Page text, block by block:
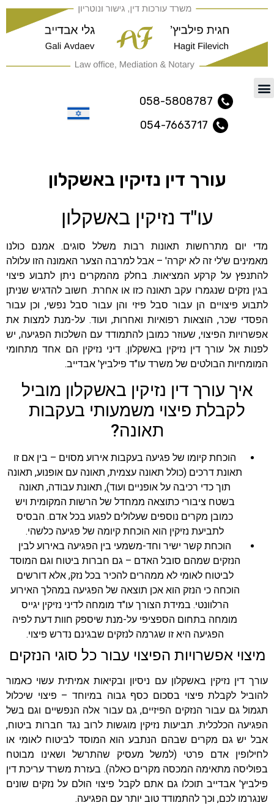
058-5808787
054-7663717
עורך דין נזיקין באשקלון
עו"ד נזיקין באשקלון
מדי יום מתרחשות תאונות רבות משלל סוגים. אמנם כולנו
מאמינים ש'לי זה לא יקרה' – אבל למרבה הצער האמונה הזו עלולה
להתנפץ על קרקע המציאות. בחלק מהמקרים ניתן לתבוע פיצוי
בגין נזקים שנגמרו עקב תאונה כזו או אחרת. חשוב להדגיש שניתן
לתבוע פיצויים הן עבור סבל פיזי והן עבור סבל נפשי, וכן עבור
הפסדי שכר, הוצאות רפואיות ואחרות, ועוד. על-מנת למצות את
אפשרויות הפיצוי, שעוזר כמובן להתמודד עם השלכות הפגיעה, יש
לפנות אל עורך דין נזיקין באשקלון. דיני נזיקין הם אחד מתחומי
המומחיות הבולטים של משרד עו"ד פילביץ' אבדייב.
איך עורך דין נזיקין באשקלון מוביל
לקבלת פיצוי משמעותי בעקבות
תאונה?
הוכחת קיומו של פגיעה בעקבות אירוע מסוים – בין אם זו
תאונת דרכים (כולל תאונה עצמית, תאונה עם אופנוע, תאונה
תוך כדי רכיבה על אופניים ועוד), תאונת עבודה, תאונה
בשטח ציבורי כתוצאה ממחדל של הרשות המקומית ויש
כמובן מקרים נוספים שעלולים לפגוע בכל אדם. הבסיס
לתביעת נזיקין הוא הוכחת קיומה של פגיעה כלשהי.
הוכחת קשר ישיר וחד-משמעי בין הפגיעה באירוע לבין
הנזקים שמהם סובל האדם – גם חברות ביטוח וגם המוסד
לביטוח לאומי לא ממהרים להכיר בכל נזק, אלא דורשים
הוכחה כי הנזק הוא אכן תוצאה של הפגיעה במהלך האירוע
הרלוונטי. במידת הצורך עו"ד מומחה לדיני נזיקין יגייס
מומחה בתחום הספציפי על-מנת שיספק חוות דעת לפיה
הפגיעה היא זו שגרמה לנזקים שבגינם נדרש פיצוי.
מיצוי אפשרויות הפיצוי עבור כל סוגי הנזקים
עורך דין נזיקין באשקלון עם ניסיון ובקיאות אמיתית עשוי כאמור
להוביל לקבלת פיצוי בסכום כסף גבוה במיוחד – פיצוי שיכלול
תגמול גם עבור הנזקים הפיזיים, גם עבור אלה הנפשיים וגם בשל
הפגיעה הכלכלית. תביעות נזיקין מוגשות לרוב נגד חברות ביטוח,
אבל יש גם מקרים שבהם הנתבע הוא המוסד לביטוח לאומי או
לחילופין אדם פרטי (למשל מעסיק שהתרשל ושאינו מבוטח
בפוליסה מתאימה המכסה מקרים כאלה). בעזרת משרד עריכת דין
פילביץ' אבדייב תוכלו גם אתם לקבל פיצוי הולם על נזקים שונים
שנגרמו לכם, וכך להתמודד טוב יותר עם הפגיעה.